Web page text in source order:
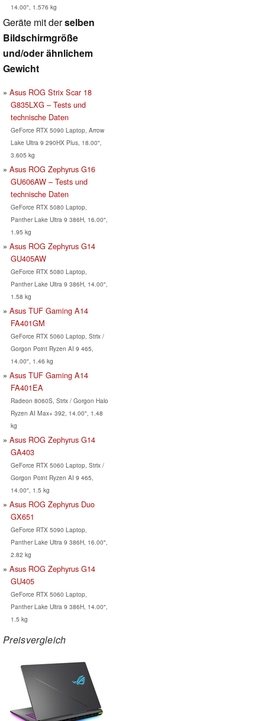
14.00", 1.576 kg
Geräte mit derselben
Bildschirmgröße
und/oder ähnlichem
Gewicht
Asus ROG Strix Scar 18
G835LXG – Tests und
technische Daten
GeForce RTX 5090 Laptop, Arrow
Lake Ultra 9 290HX Plus, 18.00",
3.605 kg
Asus ROG Zephyrus G16
GU606AW – Tests und
technische Daten
GeForce RTX 5080 Laptop,
Panther Lake Ultra 9 386H, 16.00",
1.95 kg
Asus ROG Zephyrus G14
GU405AW
GeForce RTX 5080 Laptop,
Panther Lake Ultra 9 386H, 14.00",
1.58 kg
Asus TUF Gaming A14
FA401GM
GeForce RTX 5060 Laptop, Strix /
Gorgon Point Ryzen AI 9 465,
14.00", 1.46 kg
Asus TUF Gaming A14
FA401EA
Radeon 8060S, Strix / Gorgon Halo
Ryzen AI Max+ 392, 14.00", 1.48
kg
Asus ROG Zephyrus G14
GA403
GeForce RTX 5060 Laptop, Strix /
Gorgon Point Ryzen AI 9 465,
14.00", 1.5 kg
Asus ROG Zephyrus Duo
GX651
GeForce RTX 5090 Laptop,
Panther Lake Ultra 9 386H, 16.00",
2.82 kg
Asus ROG Zephyrus G14
GU405
GeForce RTX 5060 Laptop,
Panther Lake Ultra 9 386H, 14.00",
1.5 kg
Preisvergleich